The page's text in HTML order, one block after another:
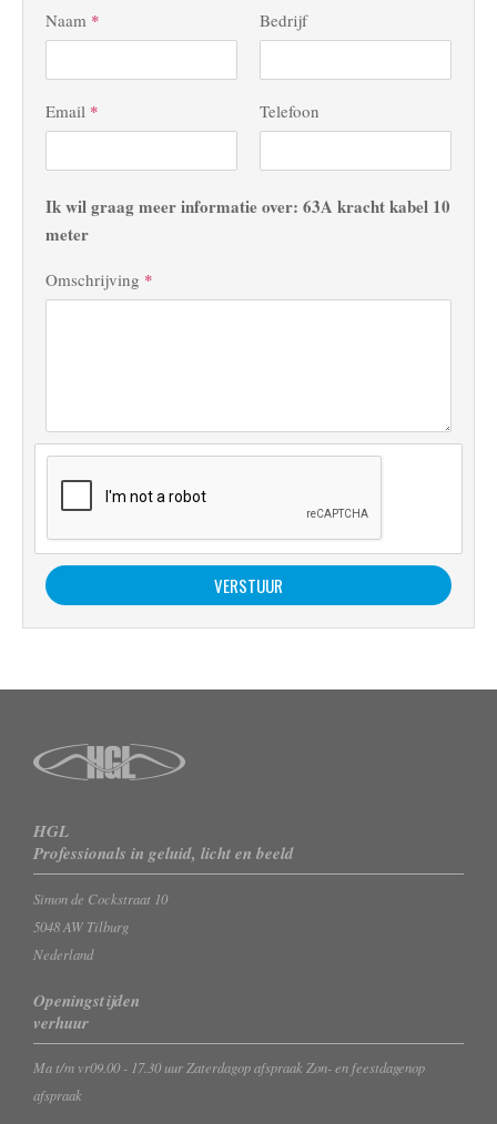
Naam * Bedrijf
Email * Telefoon
Ik wil graag meer informatie over: 63A kracht kabel 10
meter
Omschrijving *
HGL
Professionals in geluid, licht en beeld
Simon de Cockstraat 10
5048 AW Tilburg
Nederland
Openingstijden
verhuur
Ma t/m vr09.00 - 17.30 uur Zaterdagop afspraak Zon- en feestdagenop
afspraak